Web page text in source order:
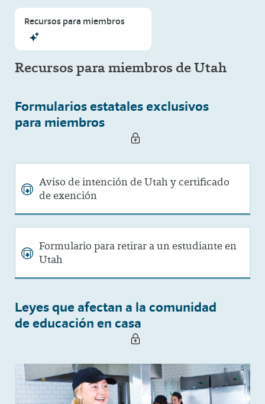
Recursos para miembros
Recursos para miembros de Utah
Formularios estatales exclusivos
para miembros
Aviso de intención de Utah y certificado
de exención
Formulario para retirar a un estudiante en
Utah
Leyes que afectan a la comunidad
de educación en casa